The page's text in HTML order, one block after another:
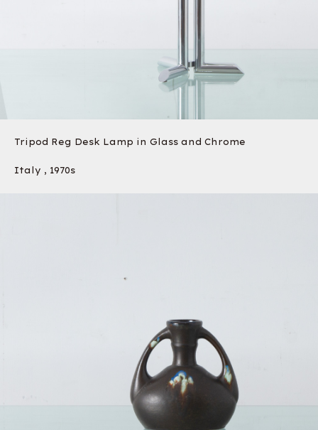
Tripod Reg Desk Lamp in Glass and Chrome
Italy , 1970s